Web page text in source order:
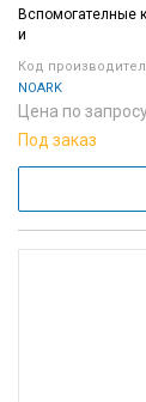
Вспомогателные
и
Код
NOARK
Цена по
Под заказ